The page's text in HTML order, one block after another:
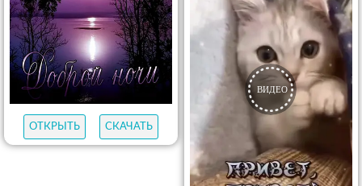
ОТКРЫТЬ СКАЧАТЬ